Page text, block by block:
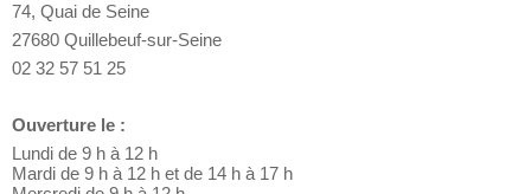
74, Quai de Seine
27680 Quillebeuf-sur-Seine
02 32 57 51 25
Ouverture le :
Lundi de 9 h à 12 h
Mardi de 9 h à 12 h et de 14 h à 17 h